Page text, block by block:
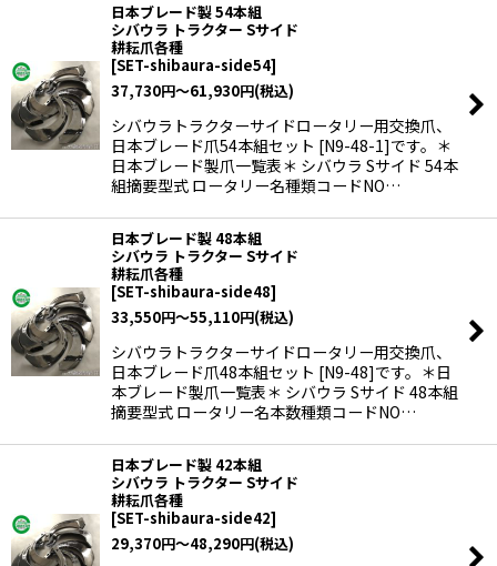
日本ブレード製 54本組
シバウラ トラクター Sサイド
耕耘爪各種
[SET-shibaura-side54]
37,730円～61,930円(税込)
シバウラトラクターサイドロータリー用交換爪、
日本ブレード爪54本組セット [N9-48-1]です。＊
日本ブレード製爪一覧表＊ シバウラ Sサイド 54本
組摘要型式 ロータリー名種類コードNO…
日本ブレード製 48本組
シバウラ トラクター Sサイド
耕耘爪各種
[SET-shibaura-side48]
33,550円～55,110円(税込)
シバウラトラクターサイドロータリー用交換爪、
日本ブレード爪48本組セット [N9-48]です。＊日
本ブレード製爪一覧表＊ シバウラ Sサイド 48本組
摘要型式 ロータリー名本数種類コードNO…
日本ブレード製 42本組
シバウラ トラクター Sサイド
耕耘爪各種
[SET-shibaura-side42]
29,370円～48,290円(税込)